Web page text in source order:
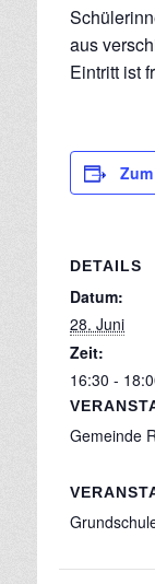
aus
Eintritt ist
DETAILS
Datum:
28. Juni
Zeit:
16:30 -
Gemeinde